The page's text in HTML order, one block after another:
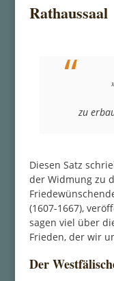
Rathaussaal
zu
Diesen Satz
der Widmung zu
(1607-1667),
sagen viel über
Frieden, der wir
Der